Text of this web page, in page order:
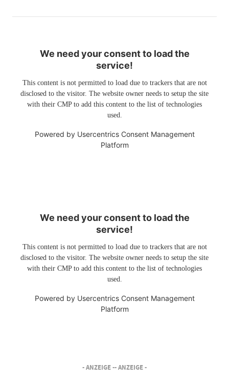
We need your consent to load the
service!
This content is not permitted to load due to trackers that are not
disclosed to the visitor. The website owner needs to setup the site
with their CMP to add this content to the list of technologies
used.
Powered by Usercentrics Consent Management
Platform
We need your consent to load the
service!
This content is not permitted to load due to trackers that are not
disclosed to the visitor. The website owner needs to setup the site
with their CMP to add this content to the list of technologies
used.
Powered by Usercentrics Consent Management
Platform
- ANZEIGE -- ANZEIGE -